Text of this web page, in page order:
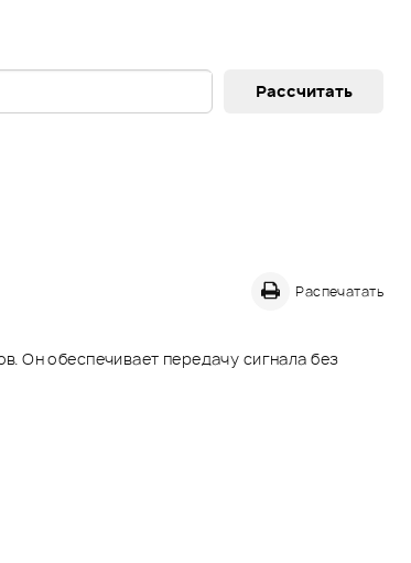
Распечатать
Он обеспечивает передачу сигнала без